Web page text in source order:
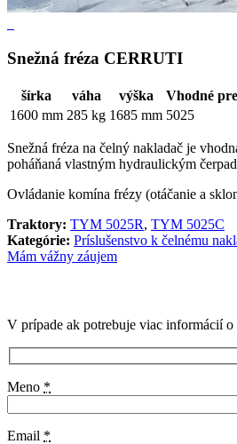
Snežná fréza CERRUTI
šírka váha výška Vhodné
1600 mm 285 kg 1685 mm 5025
Snežná fréza na čelný nakladač je
poháňaná vlastným hydraulickým
Ovládanie komína frézy (otáčanie a
Traktory: TYM 5025R, TYM 5025C
Kategórie: Príslušenstvo k čelnému
Mám vážny záujem
V prípade ak potrebuje viac informácií
Meno *
Email *